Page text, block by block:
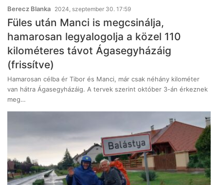
Berecz Blanka 2024, szeptember 30. 17:59
Füles után Manci is megcsinálja,
hamarosan legyalogolja a közel 110
kilométeres távot Ágasegyházáig
(frissítve)
Hamarosan célba ér Tibor és Manci, már csak néhány kilométer
van hátra Ágasegyházáig. A tervek szerint október 3-án érkeznek
meg…